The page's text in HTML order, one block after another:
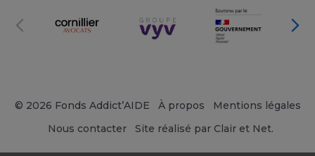
© 2026 Fonds Addict’AIDE À propos
Mentions légales
Nous contacter
Site réalisé par Clair et Net.